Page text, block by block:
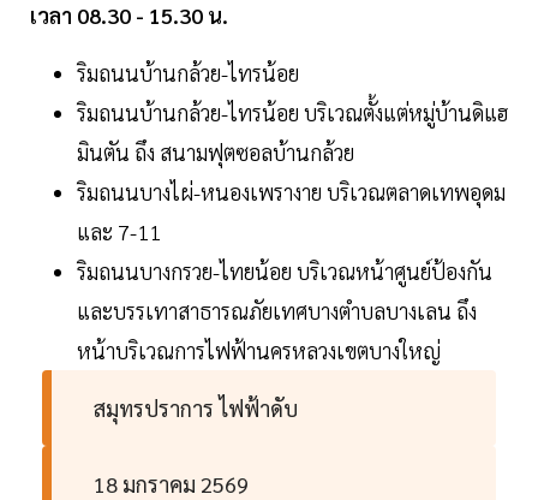
เวลา 08.30 - 15.30 น.
ริมถนนบ้านกล้วย-ไทรน้อย
ริมถนนบ้านกล้วย-ไทรน้อย บริเวณตั้งแต่หมู่บ้านดิแฮ
มินตัน ถึง สนามฟุตซอลบ้านกล้วย
ริมถนนบางไผ่-หนองเพรางาย บริเวณตลาดเทพอุดม
และ 7-11
ริมถนนบางกรวย-ไทยน้อย บริเวณหน้าศูนย์ป้องกัน
และบรรเทาสาธารณภัยเทศบางตำบลบางเลน ถึง
หน้าบริเวณการไฟฟ้านครหลวงเขตบางใหญ่
สมุทรปราการ ไฟฟ้าดับ
18 มกราคม 2569